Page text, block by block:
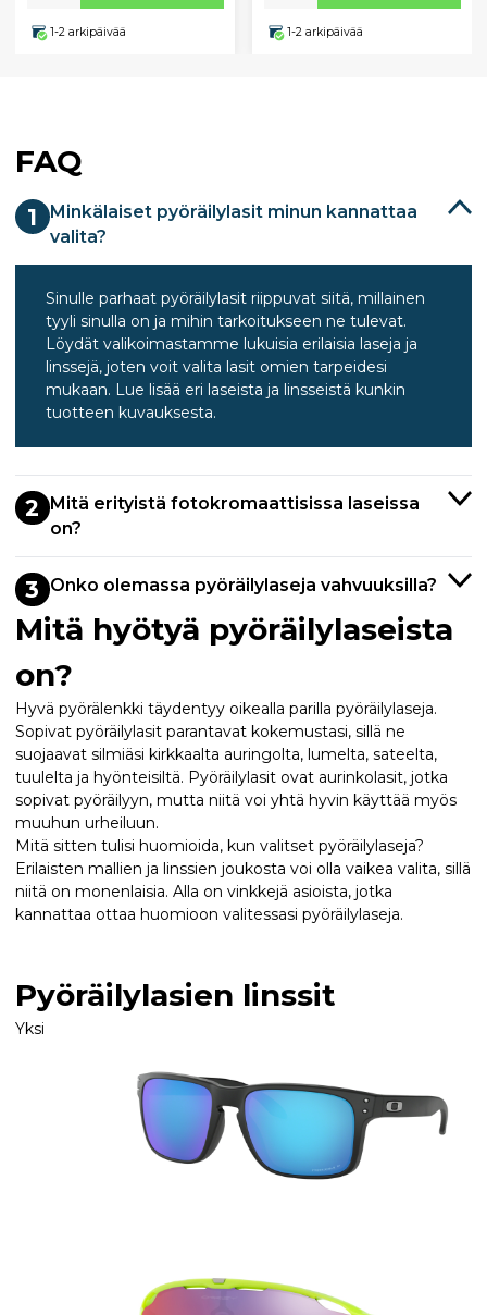
1-2 arkipäivää 1-2 arkipäivää
FAQ
1
Minkälaiset pyöräilylasit minun kannattaa
valita?
Sinulle parhaat pyöräilylasit riippuvat siitä, millainen
tyyli sinulla on ja mihin tarkoitukseen ne tulevat.
Löydät valikoimastamme lukuisia erilaisia laseja ja
linssejä, joten voit valita lasit omien tarpeidesi
mukaan. Lue lisää eri laseista ja linsseistä kunkin
tuotteen kuvauksesta.
2 Mitä erityistä fotokromaattisissa laseissa
on?
3 Onko olemassa pyöräilylaseja vahvuuksilla?
Mitä hyötyä pyöräilylaseista
on?
Hyvä pyörälenkki täydentyy oikealla parilla pyöräilylaseja.
Sopivat pyöräilylasit parantavat kokemustasi, sillä ne
suojaavat silmiäsi kirkkaalta auringolta, lumelta, sateelta,
tuulelta ja hyönteisiltä. Pyöräilylasit ovat aurinkolasit, jotka
sopivat pyöräilyyn, mutta niitä voi yhtä hyvin käyttää myös
muuhun urheiluun.
Mitä sitten tulisi huomioida, kun valitset pyöräilylaseja?
Erilaisten mallien ja linssien joukosta voi olla vaikea valita, sillä
niitä on monenlaisia. Alla on vinkkejä asioista, jotka
kannattaa ottaa huomioon valitessasi pyöräilylaseja.
Pyöräilylasien linssit
Yksi